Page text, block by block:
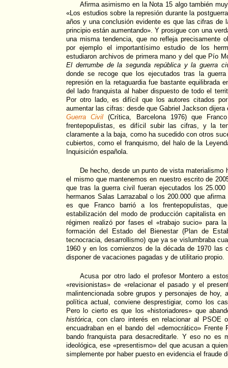
Afirma asimismo en la Nota 15 algo también
«Los estudios sobre la represión durante la
años y una conclusión evidente es que las cifras de
principio están aumentando». Y prosigue con una
una misma tendencia, que no refleja precisamente
por ejemplo el importantísimo estudio de los
estudiaron archivos de primera mano y del que Pío
El derrumbe de la segunda república y la guerra
donde se recoge que los ejecutados tras la
represión en la retaguardia fue bastante equilibrada
del lado franquista al haber dispuesto de todo el
Por otro lado, es difícil que los autores citados
aumentar las cifras: desde que Gabriel Jackson
Guerra Civil (Crítica, Barcelona 1976) que
frentepopulistas, es difícil subir las cifras, y la
claramente a la baja, como ha sucedido con otros
cubiertos, como el franquismo, del halo de la
Inquisición española.
De hecho, desde un punto de vista materialismo
el mismo que mantenemos en nuestro escrito de
que tras la guerra civil fueran ejecutados los
hermanos Salas Larrazabal o los 200.000 que
es que Franco barrió a los frentepopulistas,
estabilización del modo de producción capitalista
régimen realizó por fases el «trabajo sucio» para
formación del Estado del Bienestar (Plan de
tecnocracia, desarrollismo) que ya se vislumbraba
1960 y en los comienzos de la década de 1970 las
disponer de vacaciones pagadas y de utilitario propio.
Acusa por otro lado el profesor Montero a
«revisionistas» de «relacionar el pasado y el
malintencionada sobre grupos y personajes de
política actual, conviene desprestigiar, como los
Pero lo cierto es que los «historiadores» que
histórica, con claro interés en relacionar al PSOE
encuadraban en el bando del «democrático»
bando franquista para desacreditarle. Y eso no es
ideológica, ese «presentismo» del que acusan a
simplemente por haber puesto en evidencia el fraude